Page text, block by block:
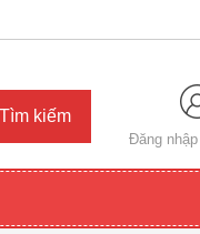
Đăng nhập